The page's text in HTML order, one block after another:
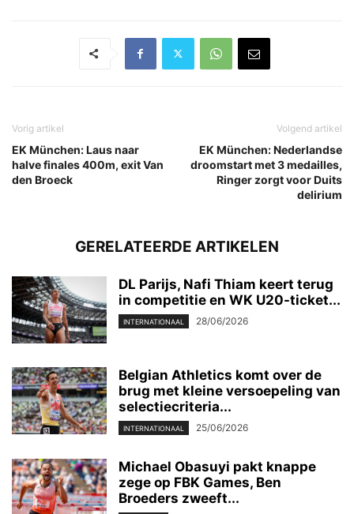
Vorig artikel
EK München: Laus naar
halve finales 400m, exit Van
den Broeck
Volgend artikel
EK München: Nederlandse
droomstart met 3 medailles,
Ringer zorgt voor Duits
delirium
GERELATEERDE ARTIKELEN
DL Parijs, Nafi Thiam keert terug
in competitie en WK U20-ticket...
INTERNATIONAAL 28/06/2026
Belgian Athletics komt over de
brug met kleine versoepeling van
selectiecriteria...
INTERNATIONAAL 25/06/2026
Michael Obasuyi pakt knappe
zege op FBK Games, Ben
Broeders zweeft...